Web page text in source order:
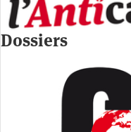
Dossiers